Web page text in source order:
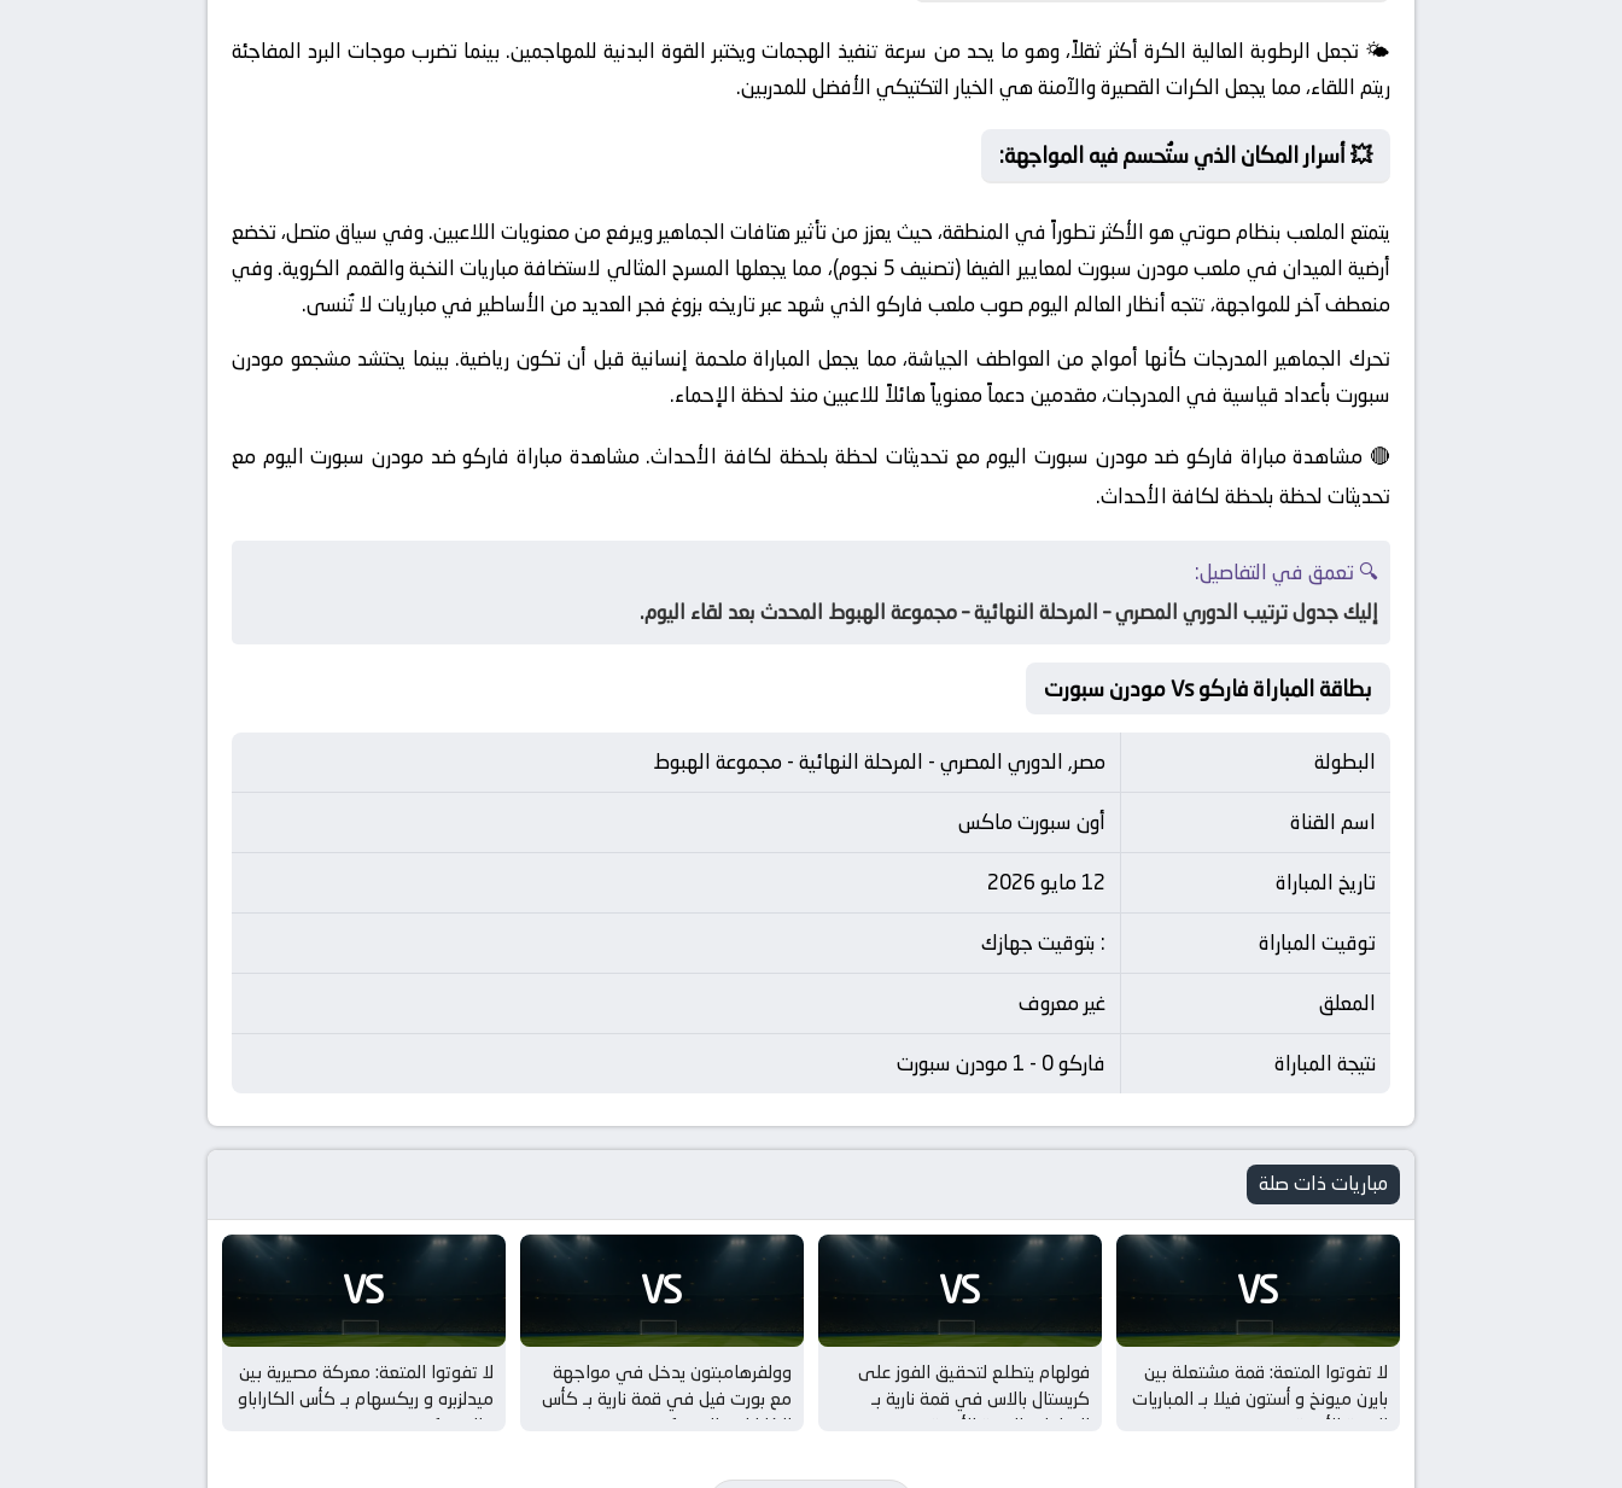
🌤️ تجعل الرطوبة العالية الكرة أكثر ثقلاً، وهو ما يحد من سرعة تنفيذ الهجمات ويختبر القوة البدنية للمهاجمين. بينما تضرب موجات البرد المفاجئة
ريتم اللقاء، مما يجعل الكرات القصيرة والآمنة هي الخيار التكتيكي الأفضل للمدربين.
💥 أسرار المكان الذي ستُحسم فيه المواجهة:
يتمتع الملعب بنظام صوتي هو الأكثر تطوراً في المنطقة، حيث يعزز من تأثير هتافات الجماهير ويرفع من معنويات اللاعبين. وفي سياق متصل، تخضع
أرضية الميدان في ملعب مودرن سبورت لمعايير الفيفا (تصنيف 5 نجوم)، مما يجعلها المسرح المثالي لاستضافة مباريات النخبة والقمم الكروية. وفي
منعطف آخر للمواجهة، تتجه أنظار العالم اليوم صوب ملعب فاركو الذي شهد عبر تاريخه بزوغ فجر العديد من الأساطير في مباريات لا تُنسى.
تحرك الجماهير المدرجات كأنها أمواج من العواطف الجياشة، مما يجعل المباراة ملحمة إنسانية قبل أن تكون رياضية. بينما يحتشد مشجعو مودرن
سبورت بأعداد قياسية في المدرجات، مقدمين دعماً معنوياً هائلاً للاعبين منذ لحظة الإحماء.
🔴 مشاهدة مباراة فاركو ضد مودرن سبورت اليوم مع تحديثات لحظة بلحظة لكافة الأحداث. مشاهدة مباراة فاركو ضد مودرن سبورت اليوم مع
تحديثات لحظة بلحظة لكافة الأحداث.
🔍 تعمق في التفاصيل:
إليك جدول ترتيب الدوري المصري – المرحلة النهائية – مجموعة الهبوط المحدث بعد لقاء اليوم.
بطاقة المباراة فاركو Vs مودرن سبورت
البطولة
مصر, الدوري المصري - المرحلة النهائية - مجموعة الهبوط
اسم القناة
أون سبورت ماكس
تاريخ المباراة
12 مايو 2026
توقيت المباراة
: بتوقيت جهازك
المعلق
غير معروف
نتيجة المباراة
فاركو 0 - 1 مودرن سبورت
مباريات ذات صلة
VS
لا تفوتوا المتعة: قمة مشتعلة بين
بايرن ميونخ و أستون فيلا بـ المباريات
الودية للأندية
VS
فولهام يتطلع لتحقيق الفوز على
كريستال بالاس في قمة نارية بـ
المباريات الودية للأندية
VS
وولفرهامبتون يدخل في مواجهة
مع بورت فيل في قمة نارية بـ كأس
الكاراباو – الدور 1
VS
لا تفوتوا المتعة: معركة مصيرية بين
ميدلزبره و ريكسهام بـ كأس الكاراباو
– الدور 1